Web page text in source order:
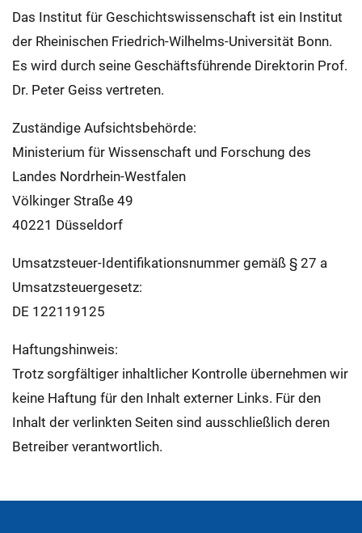
Das Institut für Geschichtswissenschaft ist ein Institut
der Rheinischen Friedrich-Wilhelms-Universität Bonn.
Es wird durch seine Geschäftsführende Direktorin Prof.
Dr. Peter Geiss vertreten.
Zuständige Aufsichtsbehörde:
Ministerium für Wissenschaft und Forschung des
Landes Nordrhein-Westfalen
Völkinger Straße 49
40221 Düsseldorf
Umsatzsteuer-Identifikationsnummer gemäß § 27 a
Umsatzsteuergesetz:
DE 122119125
Haftungshinweis:
Trotz sorgfältiger inhaltlicher Kontrolle übernehmen wir
keine Haftung für den Inhalt externer Links. Für den
Inhalt der verlinkten Seiten sind ausschließlich deren
Betreiber verantwortlich.